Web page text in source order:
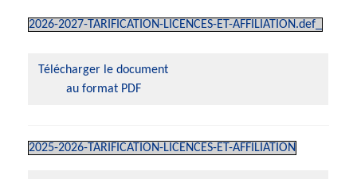
2026-2027-TARIFICATION-LICENCES-ET-AFFILIATION.def_
Télécharger le document
au format PDF
2025-2026-TARIFICATION-LICENCES-ET-AFFILIATION